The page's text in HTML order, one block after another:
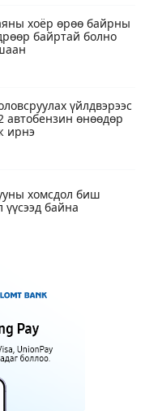
хоёр өрөө байрны
байртай болно
үйлдвэрээс
автобензин өнөөдөр
ирнэ
хомсдол биш
байна
ус зайлуулах
хийнэ
бүртгэлийг энэ
зохион